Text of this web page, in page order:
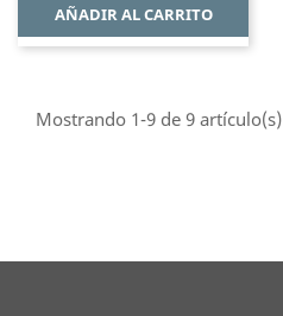
AÑADIR AL CARRITO
Mostrando 1-9 de 9 artículo(s)